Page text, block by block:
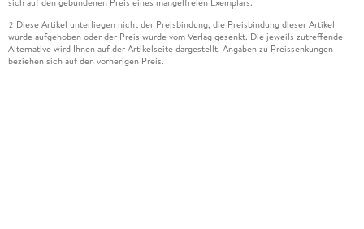
2 Diese Artikel unterliegen nicht der Preisbindung, die Preisbindung dieser Artikel
wurde aufgehoben oder der Preis wurde vom Verlag gesenkt. Die jeweils zutreffende
Alternative wird Ihnen auf der Artikelseite dargestellt. Angaben zu Preissenkungen
beziehen sich auf den vorherigen Preis.